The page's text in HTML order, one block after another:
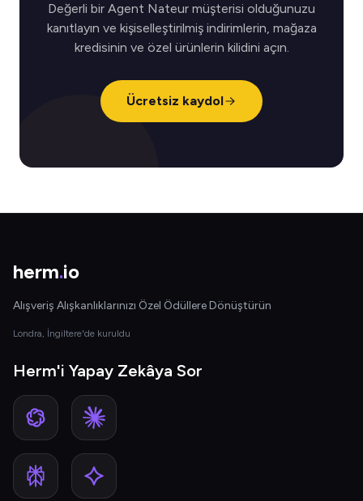
Değerli bir Agent Nateur müşterisi olduğunuzu
kanıtlayın ve kişiselleştirilmiş indirimlerin, mağaza
kredisinin ve özel ürünlerin kilidini açın.
Ücretsiz kaydol
herm.io
Alışveriş Alışkanlıklarınızı Özel Ödüllere Dönüştürün
Londra, İngiltere'de kuruldu
Herm'i Yapay Zekâya Sor